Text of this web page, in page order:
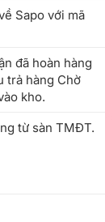
Sapo với mã
đã hoàn hàng
trả hàng Chờ
kho.
từ sàn TMĐT.